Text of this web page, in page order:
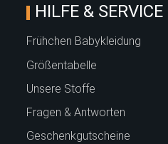
HILFE & SERVICE
Frühchen Babykleidung
Größentabelle
Unsere Stoffe
Fragen & Antworten
Geschenkgutscheine